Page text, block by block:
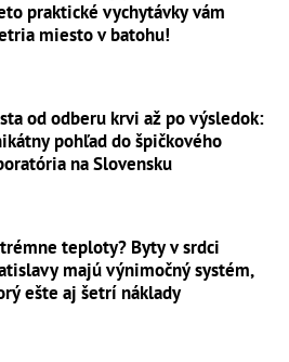
praktické vychytávky vám
miesto v batohu!
od odberu krvi až po výsledok:
pohľad do špičkového
na Slovensku
teploty? Byty v srdci
majú výnimočný systém,
ešte aj šetrí náklady